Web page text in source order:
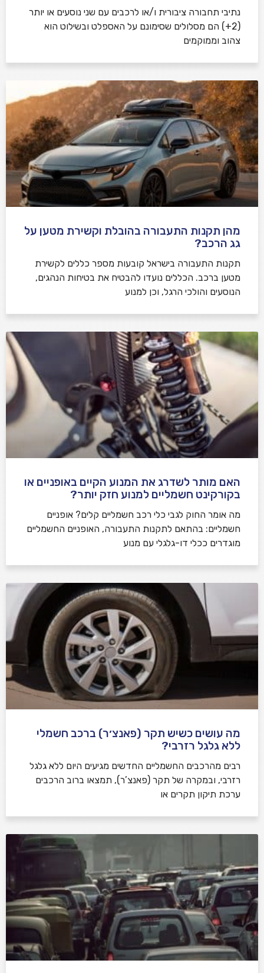
נתיבי תחבורה ציבורית ו/או לרכבים עם שני נוסעים או יותר
(2+) הם מסלולים שסימונם על האספלט ובשילוט הוא
צהוב וממוקמים
מהן תקנות התעבורה בהובלת וקשירת מטען על
גג הרכב?
תקנות התעבורה בישראל קובעות מספר כללים לקשירת
מטען ברכב. הכללים נועדו להבטיח את בטיחות הנהגים,
הנוסעים והולכי הרגל, וכן למנוע
האם מותר לשדרג את המנוע הקיים באופניים או
בקורקינט חשמליים למנוע חזק יותר?
מה אומר החוק לגבי כלי רכב חשמליים קלים? אופניים
חשמליים: בהתאם לתקנות התעבורה, האופניים החשמליים
מוגדרים ככלי דו-גלגלי עם מנוע
מה עושים כשיש תקר (פאנצ׳ר) ברכב חשמלי
ללא גלגל רזרבי?
רבים מהרכבים החשמליים החדשים מגיעים היום ללא גלגל
רזרבי, ובמקרה של תקר (פאנצ’ר), תמצאו ברוב הרכבים
ערכת תיקון תקרים או